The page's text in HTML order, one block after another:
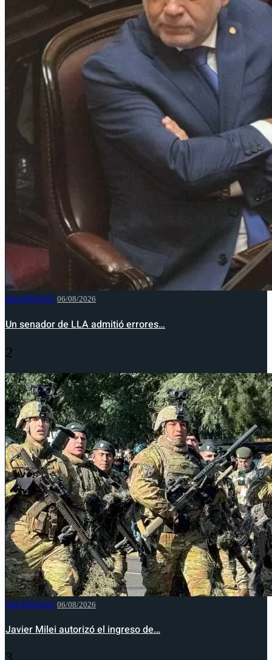
NACIONALES 06/08/2026
Un senador de LLA admitió errores…
2
NACIONALES 06/08/2026
Javier Milei autorizó el ingreso de…